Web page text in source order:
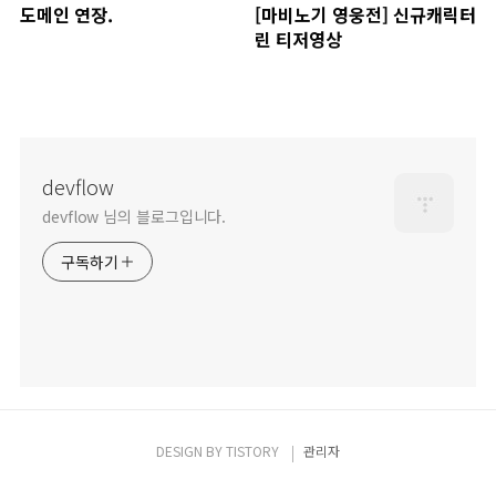
도메인 연장.
[마비노기 영웅전] 신규캐릭터
린 티저영상
devflow
devflow 님의 블로그입니다.
구독하기
DESIGN BYTISTORY 관리자